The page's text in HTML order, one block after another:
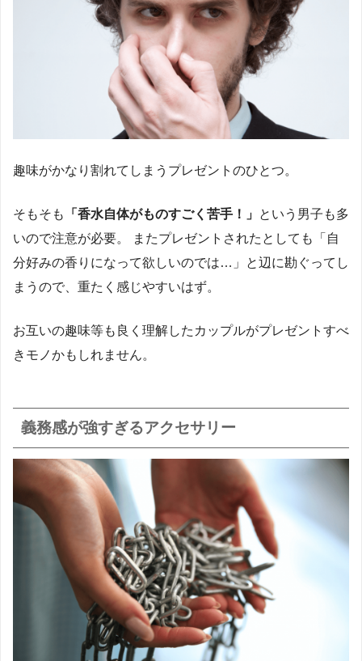
趣味がかなり割れてしまうプレゼントのひとつ。
そもそも 「香水自体がものすごく苦手！」 という男子も多
いので注意が必要。 またプレゼントされたとしても「自
分好みの香りになって欲しいのでは…」と辺に勘ぐってし
まうので、重たく感じやすいはず。
お互いの趣味等も良く理解したカップルがプレゼントすべ
きモノかもしれません。
義務感が強すぎるアクセサリー